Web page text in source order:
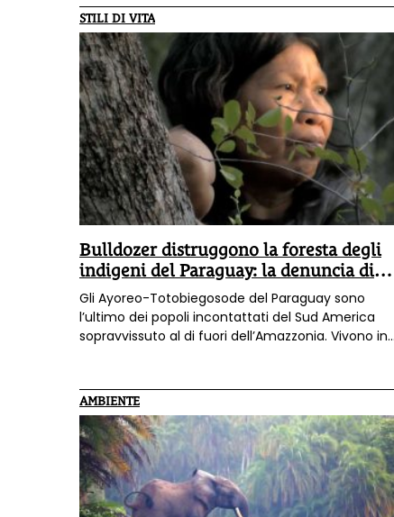
dei popoli nativi.
STILI DI VITA
Bulldozer distruggono la foresta degli
indigeni del Paraguay: la denuncia di
Survival
Gli Ayoreo-Totobiegosode del Paraguay sono
l’ultimo dei popoli incontattati del Sud America
sopravvissuto al di fuori dell’Amazzonia. Vivono in
tutt’intorno a ritmi vertiginosiper far spazio agli
allevamenti di bestiame» denuncia Survival
International che da anni protegge i diritti dei
popoli nativi nel mondo.
AMBIENTE